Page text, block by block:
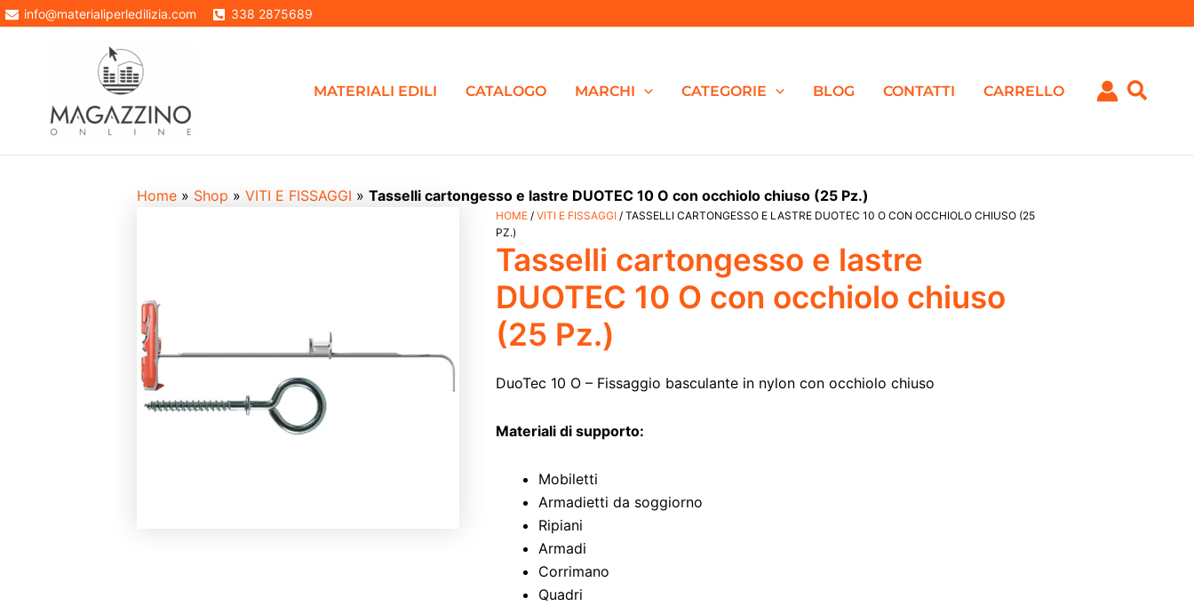
Vai info@materialiperledilizia.com 338 2875689
MATERIALI EDILI CATALOGO MARCHI CATEGORIE BLOG CONTATTI CARRELLO
Home » Shop »VITI E FISSAGGI »Tasselli cartongesso e lastre DUOTEC 10 O con occhiolo chiuso (25 Pz.)
In offerta!
HOME /VITI E FISSAGGI / TASSELLI CARTONGESSO E LASTRE DUOTEC 10 O CON OCCHIOLO CHIUSO (25
PZ.)
Tasselli cartongesso e lastre
DUOTEC 10 O con occhiolo chiuso
(25 Pz.)
DuoTec 10 O – Fissaggio basculante in nylon con occhiolo chiuso
Materiali di supporto:
Mobiletti
Armadietti da soggiorno
Ripiani
Armadi
Corrimano
Quadri
Il
prezzo
originale
era:
€32,25.
Il
prezzo
attuale
€23,59.
Tasselli
cartongesso
e
lastre
DUOTEC
10
O
con
chiuso
(25
quantità